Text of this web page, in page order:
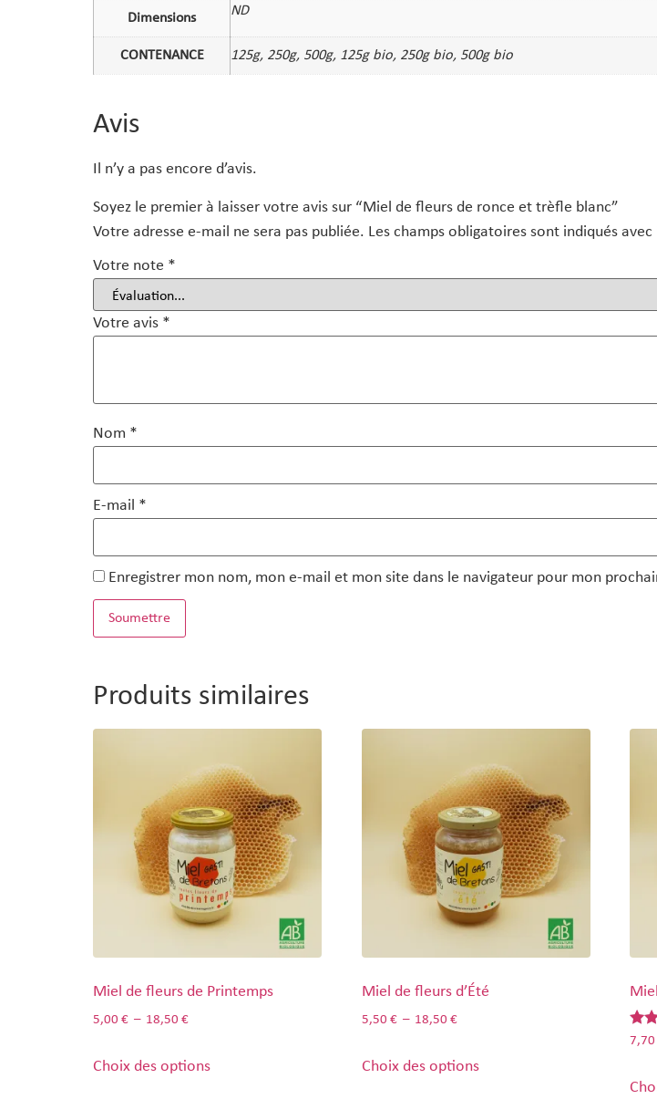
Dimensions ND
CONTENANCE 125g, 250g, 500g, 125g bio, 250g bio, 500g bio
Avis
Il n’y a pas encore d’avis.
Soyez le premier à laisser votre avis sur “Miel de fleurs de ronce et trèfle blanc”
Votre adresse e-mail ne sera pas publiée. Les champs obligatoires sont indiqués avec
Votre note *
Votre avis *
Nom *
E-mail *
Enregistrer mon nom, mon e-mail et mon site dans le navigateur pour mon
Produits similaires
Miel de fleurs de Printemps
5,00 € – 18,50 €
Choix des options
Miel de fleurs d’Été
5,50 € – 18,50 €
Choix des options
Note